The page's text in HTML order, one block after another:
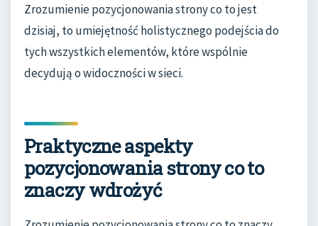
Zrozumienie pozycjonowania strony co to jest
dzisiaj, to umiejętność holistycznego podejścia do
tych wszystkich elementów, które wspólnie
decydują o widoczności w sieci.
Praktyczne aspekty
pozycjonowania strony co to
znaczy wdrożyć